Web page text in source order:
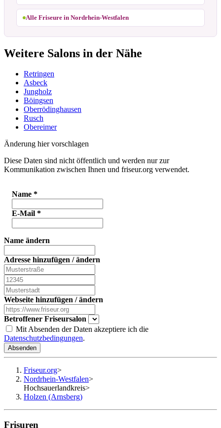
Alle Friseure in Nordrhein-Westfalen
Weitere Salons in der Nähe
Retringen
Asbeck
Jungholz
Böingsen
Oberrödinghausen
Rusch
Obereimer
Änderung hier vorschlagen
Diese Daten sind nicht öffentlich und werden nur zur
Kommunikation zwischen Ihnen und friseur.org verwendet.
Name *
E-Mail *
Name ändern
Adresse hinzufügen / ändern
Webseite hinzufügen / ändern
Betroffener Friseursalon
Mit Absenden der Daten akzeptiere ich die
Datenschutzbedingungen.
Absenden
Friseur.org>
Nordrhein-Westfalen>
Hochsauerlandkreis>
Holzen (Arnsberg)
Frisuren